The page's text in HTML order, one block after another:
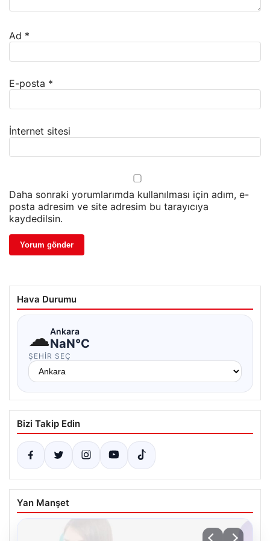
Ad *
E-posta *
İnternet sitesi
Daha sonraki yorumlarımda kullanılması için adım, e-
posta adresim ve site adresim bu tarayıcıya
kaydedilsin.
Hava Durumu
☁Ankara
NaN°C
ŞEHIR SEÇ
Bizi Takip Edin
Yan Manşet